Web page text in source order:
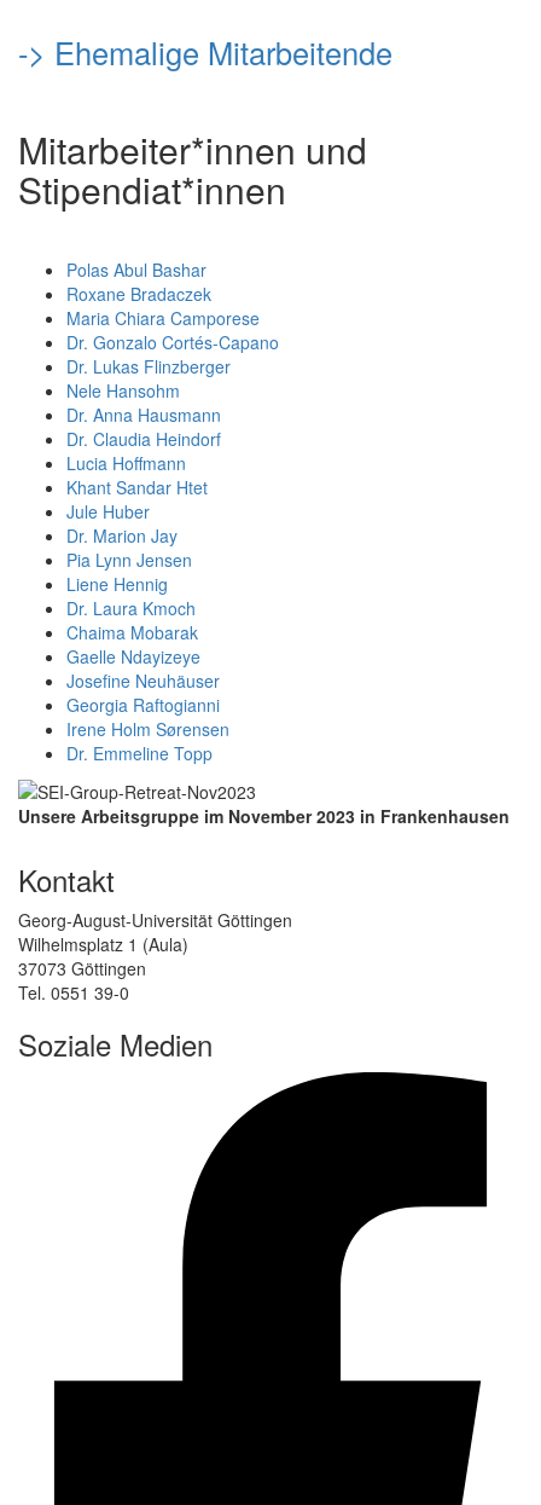
-> Ehemalige Mitarbeitende
Mitarbeiter*innen und
Stipendiat*innen
Polas Abul Bashar
Roxane Bradaczek
Maria Chiara Camporese
Dr. Gonzalo Cortés-Capano
Dr. Lukas Flinzberger
Nele Hansohm
Dr. Anna Hausmann
Dr. Claudia Heindorf
Lucia Hoffmann
Khant Sandar Htet
Jule Huber
Dr. Marion Jay
Pia Lynn Jensen
Liene Hennig
Dr. Laura Kmoch
Chaima Mobarak
Gaelle Ndayizeye
Josefine Neuhäuser
Georgia Raftogianni
Irene Holm Sørensen
Dr. Emmeline Topp
Unsere Arbeitsgruppe im November 2023 in Frankenhausen
Kontakt
Georg-August-Universität Göttingen
Wilhelmsplatz 1 (Aula)
37073 Göttingen
Tel. 0551 39-0
Soziale Medien